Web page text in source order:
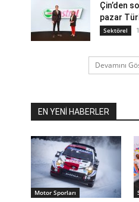
Çin’den
pazar
Sektörel
Devamını
EN YENİ HABERLER
Motor Sporları